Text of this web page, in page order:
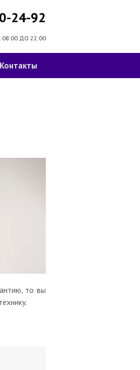
24-92
08:00 ДО 22:00
Контакты
то вы